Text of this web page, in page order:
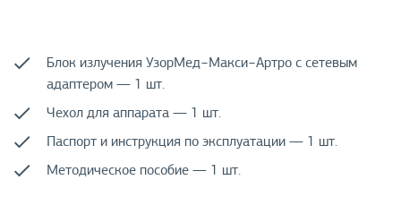
Блок излучения УзорМед−Макси−Артро с сетевым
адаптером — 1 шт.
Чехол для аппарата — 1 шт.
Паспорт и инструкция по эксплуатации — 1 шт.
Методическое пособие — 1 шт.